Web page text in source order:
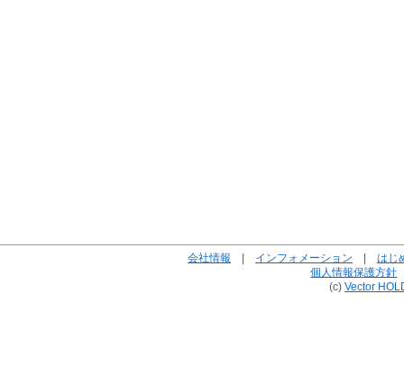
会社情報 | インフォメーション | はじ
個人情報保護方針
(c) Vector